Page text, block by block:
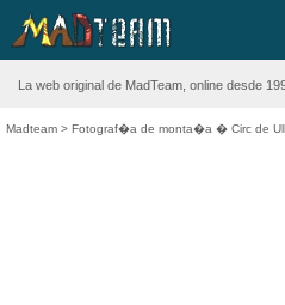
La web original de MadTeam, online desde
Madteam > Fotograf�a de monta�a � Circ de